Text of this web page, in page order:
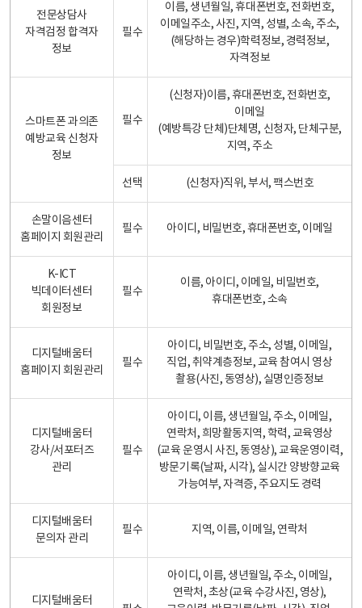
전문상담사
자격검정 합격자
정보
필수
이름, 생년월일, 휴대폰번호, 전화번호,
이메일주소, 사진, 지역, 성별, 소속, 주소,
(해당하는 경우)학력정보, 경력정보,
자격정보
스마트폰 과의존
예방교육 신청자
정보
필수
(신청자)이름, 휴대폰번호, 전화번호,
이메일
(예방특강 단체)단체명, 신청자, 단체구분,
지역, 주소
선택 (신청자)직위, 부서, 팩스번호
손말이음센터
홈페이지 회원관리
필수 아이디, 비밀번호, 휴대폰번호, 이메일
K-ICT
빅데이터센터
회원정보
필수
이름, 아이디, 이메일, 비밀번호,
휴대폰번호, 소속
디지털배움터
홈페이지 회원관리
필수
아이디, 비밀번호, 주소, 성별, 이메일,
직업, 취약계층정보, 교육 참여시 영상
촬용(사진, 동영상), 실명인증정보
디지털배움터
강사/서포터즈
관리
필수
아이디, 이름, 생년월일, 주소, 이메일,
연락처, 희망활동지역, 학력, 교육영상
(교육 운영시 사진, 동영상), 교육운영이력,
방문기록(날짜, 시각), 실시간 양방향교육
가능여부, 자격증, 주요지도 경력
디지털배움터
문의자 관리
필수 지역, 이름, 이메일, 연락처
디지털배움터
아이디, 이름, 생년월일, 주소, 이메일,
연락처, 초상(교육 수강사진, 영상),